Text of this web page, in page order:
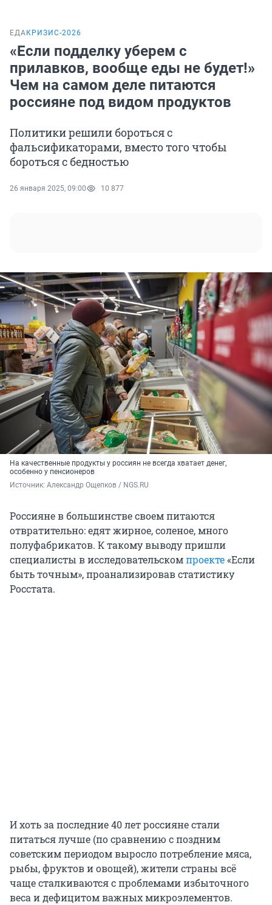
ЕДА КРИЗИС-2026
«Если подделку уберем с
прилавков, вообще еды не будет!»
Чем на самом деле питаются
россияне под видом продуктов
Политики решили бороться с
фальсификаторами, вместо того чтобы
бороться с бедностью
26 января 2025, 09:00 10 877
На качественные продукты у россиян не всегда хватает денег,
особенно у пенсионеров
Источник: Александр Ощепков / NGS.RU
Россияне в большинстве своем питаются
отвратительно: едят жирное, соленое, много
полуфабрикатов. К такому выводу пришли
специалисты в исследовательскомпроекте«Если
быть точным», проанализировав статистику
Росстата.
И хоть за последние 40 лет россияне стали
питаться лучше (по сравнению с поздним
советским периодом выросло потребление мяса,
рыбы, фруктов и овощей), жители страны всё
чаще сталкиваются с проблемами избыточного
веса и дефицитом важных микроэлементов.